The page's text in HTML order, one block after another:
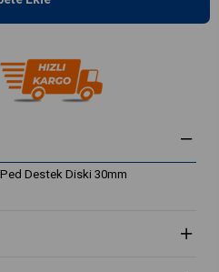
Destek Diski 30mm